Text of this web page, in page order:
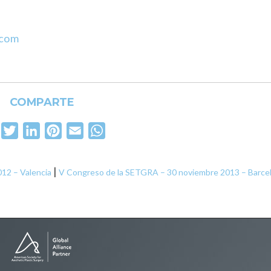
COMPARTE
TwitterLinkedInPinterest
Email
– Valencia | V Congreso de la SETGRA – 30 noviembre 2013 –